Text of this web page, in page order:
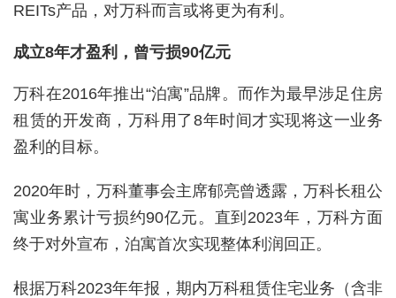
REITs产品，对万科而言或将更为有利。
成立8年才盈利，曾亏损90亿元
万科在2016年推出“泊寓”品牌。而作为最早涉足住房
租赁的开发商，万科用了8年时间才实现将这一业务
盈利的目标。
2020年时，万科董事会主席郁亮曾透露，万科长租公
寓业务累计亏损约90亿元。直到2023年，万科方面
终于对外宣布，泊寓首次实现整体利润回正。
根据万科2023年年报，期内万科租赁住宅业务（含非